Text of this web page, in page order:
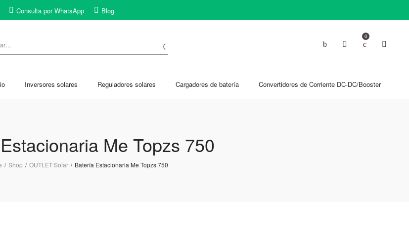
Consulta por WhatsApp Blog
0
Inversores solares Reguladores solares Cargadores de batería Convertidores de Corriente DC-DC/Booster
Me Topzs 750
/ Shop / OUTLET Solar / Batería Estacionaria Me Topzs 750